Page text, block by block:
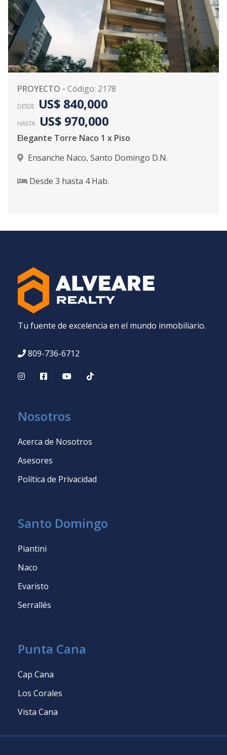
PROYECTO - Código: 2178
DESDE US$ 840,000
HASTA US$ 970,000
Elegante Torre Naco 1 x Piso
Ensanche Naco, Santo Domingo D.N.
Desde 3 hasta 4Hab.
Tu fuente de excelencia en el mundo inmobiliario.
809-736-6712
Nosotros
Acerca de Nosotros
Asesores
Política de Privacidad
Santo Domingo
Piantini
Naco
Evaristo
Serrallés
Punta Cana
Cap Cana
Los Corales
Vista Cana